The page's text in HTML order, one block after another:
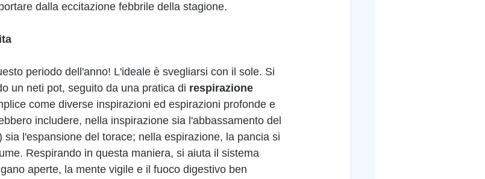
dalla eccitazione febbrile della stagione.
periodo dell'anno! L'ideale è svegliarsi con il sole. Si
un neti pot, seguito da una pratica di respirazione
come diverse inspirazioni ed espirazioni profonde e
includere, nella inspirazione sia l'abbassamento del
l'espansione del torace; nella espirazione, la pancia si
Respirando in questa maniera, si aiuta il sistema
aperte, la mente vigile e il fuoco digestivo ben